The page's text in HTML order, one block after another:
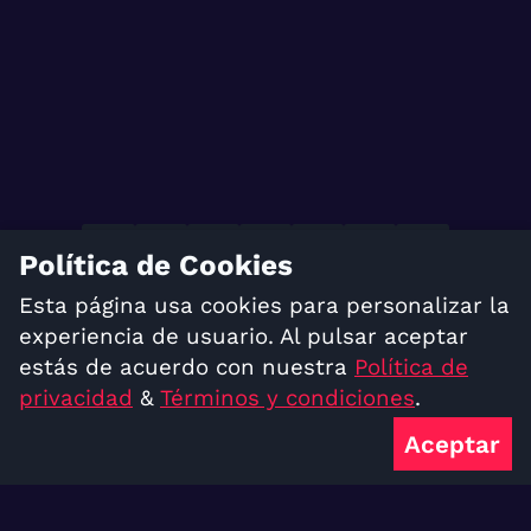
TÉRMINOS Y CONDICIONES
POLÍTICA DE PRIVACIDAD
© 2023 Acaisdev, C.A. Todos los derechos
reservados
Política de Cookies
Esta página usa cookies para personalizar la
experiencia de usuario. Al pulsar aceptar
estás de acuerdo con nuestra Política de
privacidad & Términos y condiciones.
Aceptar